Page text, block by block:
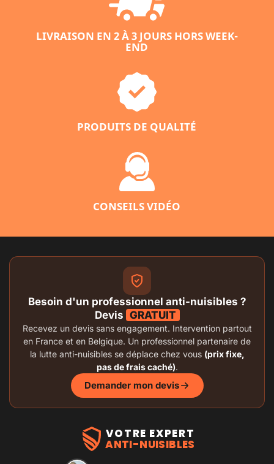
LIVRAISON EN 2 À 3 JOURS HORS WEEK-
END
PRODUITS DE QUALITÉ
CONSEILS VIDÉO
Besoin d'un professionnel anti-nuisibles ?
Devis GRATUIT
Recevez un devis sans engagement. Intervention partout
en France et en Belgique. Un professionnel partenaire de
la lutte anti-nuisibles se déplace chez vous (prix fixe,
pas de frais caché).
Demander mon devis
VOTRE EXPERT
ANTI-NUISIBLES